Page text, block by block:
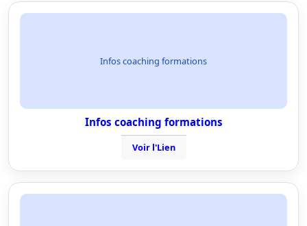
Infos coaching formations
Infos coaching formations
Voir l'Lien